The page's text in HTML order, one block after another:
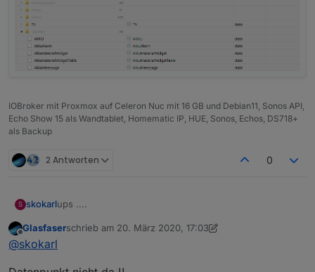
IOBroker mit Proxmox auf Celeron Nuc mit 16 GB und Debian11, Sonos API,
Echo Show 15 als Wandtablet, Homematic IP, HUE, Sonos, Echos, DS718+
als Backup
2 Antworten 0
S skokarlups ....
Offline
Glasfaserschrieb am 20. März 2020, 17:03
zuletzt editiert von Glasfaser
@skokarl